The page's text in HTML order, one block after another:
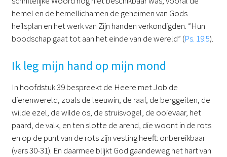
hemel en de hemellichamen de geheimen van Gods
heilsplan en het werk van Zijn handen verkondigden. “Hun
boodschap gaat tot aan het einde van de wereld” (Ps. 19:5).
Ik leg mijn hand op mijn mond
In hoofdstuk 39 bespreekt de Heere met Job de
dierenwereld, zoals de leeuwin, de raaf, de berggeiten, de
wilde ezel, de wilde os, de struisvogel, de ooievaar, het
paard, de valk, en ten slotte de arend, die woont in de rots
en op de punt van de rots zijn vesting heeft: onbereikbaar
(vers 30-31). En daarmee blijkt God gaandeweg het hart van